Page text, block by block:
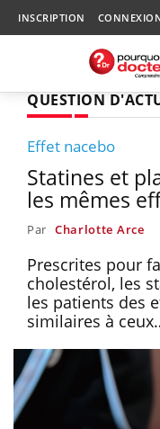
INSCRIPTION
QUESTION
Effet nacebo
Statines et
les mêmes
Par Charlotte Arce
Prescrites pour
cholestérol, les
les patients des
similaires à